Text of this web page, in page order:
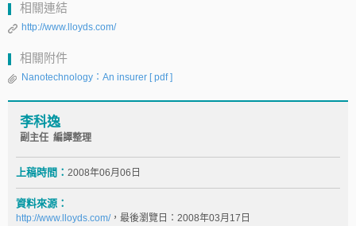
相關連結
http://www.lloyds.com/
相關附件
Nanotechnology：An insurer [ pdf ]
李科逸
副主任 編譯整理
上稿時間： 2008年06月06日
資料來源：
http://www.lloyds.com/，最後瀏覽日：2008年03月17日